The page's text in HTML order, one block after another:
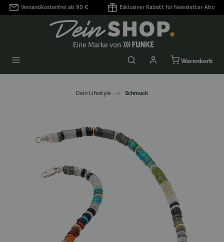
springen
Versandkostenfrei ab 90 € Exklusiver Rabatt für Newsletter-Abo
Warenkorb
Dein Lifestyle Schmuck
Bildergalerie überspringen